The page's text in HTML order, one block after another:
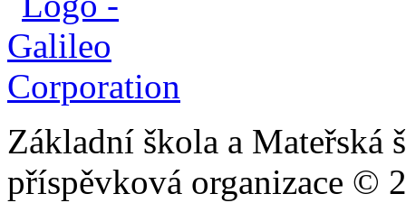
Základní škola a Mateřská
příspěvková organizace ©